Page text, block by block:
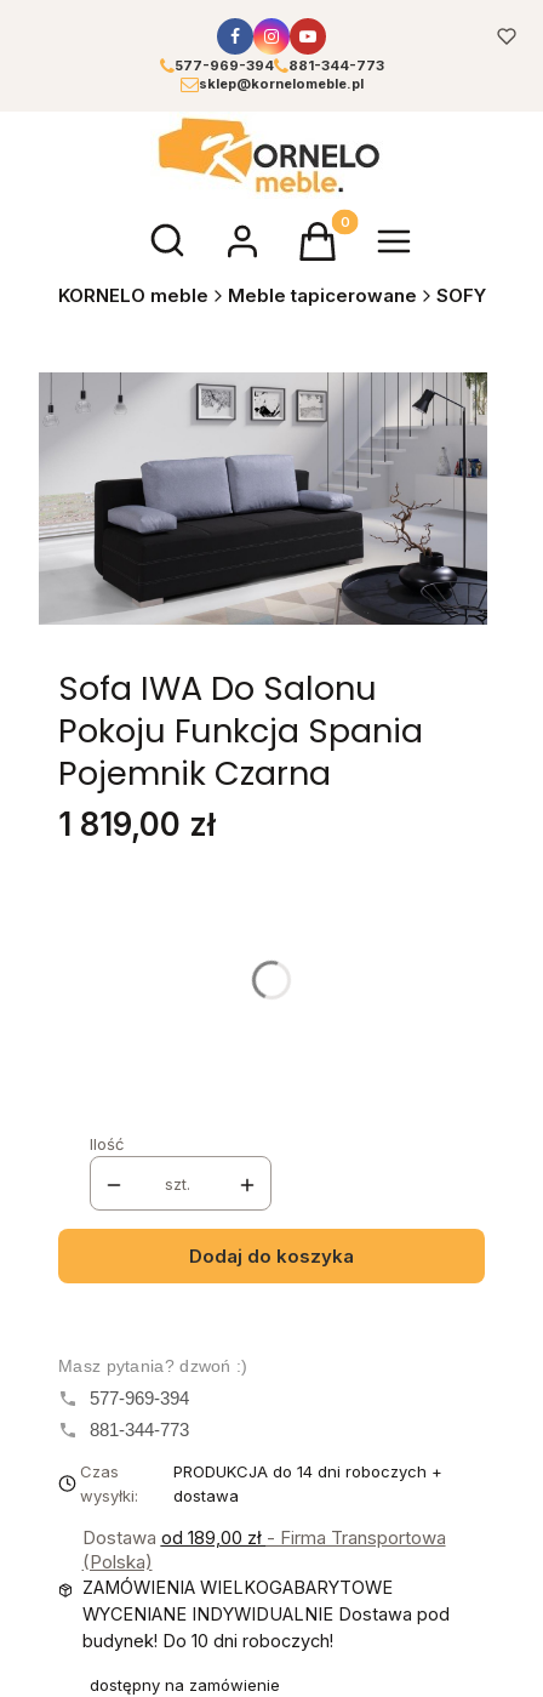
577-969-394
881-344-773
sklep@kornelomeble.pl
Otwórz wyszukiwarkęProdukty w koszyku: 0.
KORNELO meble Meble tapicerowane SOFY
Sofa IWA Do Salonu
Pokoju Funkcja Spania
Pojemnik Czarna
Cena
1 819,00 zł
Ilość
szt.
Dodaj do koszyka
Masz pytania? dzwoń :)
577-969-394
881-344-773
Czas
wysyłki:
PRODUKCJA do 14 dni roboczych +
dostawa
Dostawa od 189,00 zł - Firma Transportowa
(Polska)
ZAMÓWIENIA WIELKOGABARYTOWE
WYCENIANE INDYWIDUALNIE Dostawa pod
budynek! Do 10 dni roboczych!
dostępny na zamówienie